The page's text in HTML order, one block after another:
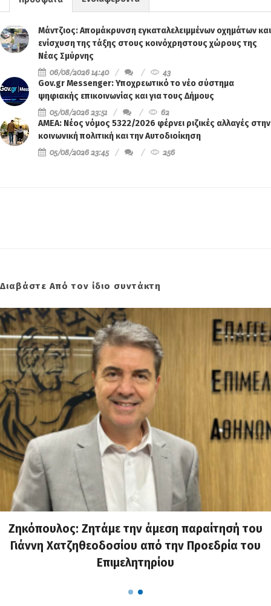
Πρόσφατα Ενδιαφέροντα
Μάντζιος: Απομάκρυνση εγκαταλελειμμένων οχημάτων και
ενίσχυση της τάξης στους κοινόχρηστους χώρους της
Νέας Σμύρνης
06/08/2026 14:40
43
Gov.gr Messenger: Υποχρεωτικό το νέο σύστημα
ψηφιακής επικοινωνίας και για τους Δήμους
05/08/2026 23:51
62
ΑΜΕΑ: Νέος νόμος 5322/2026 φέρνει ριζικές αλλαγές στην
Διαβάστε Από τον ίδιο συντάκτη
Ζηκόπουλος: Ζητάμε την άμεση παραίτησή του
Γιάννη Χατζηθεοδοσίου από την Προεδρία του
Επιμελητηρίου